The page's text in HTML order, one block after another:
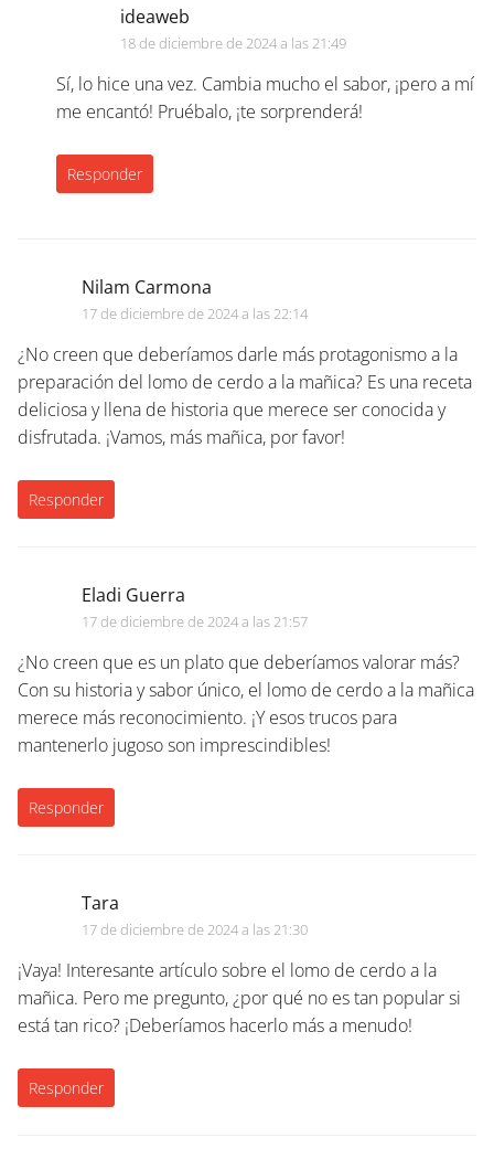
ideaweb
18 de diciembre de 2024 a las 21:49
Sí, lo hice una vez. Cambia mucho el sabor, ¡pero a mí
me encantó! Pruébalo, ¡te sorprenderá!
Responder
Nilam Carmona
17 de diciembre de 2024 a las 22:14
¿No creen que deberíamos darle más protagonismo a la
preparación del lomo de cerdo a la mañica? Es una receta
deliciosa y llena de historia que merece ser conocida y
disfrutada. ¡Vamos, más mañica, por favor!
Responder
Eladi Guerra
17 de diciembre de 2024 a las 21:57
¿No creen que es un plato que deberíamos valorar más?
Con su historia y sabor único, el lomo de cerdo a la mañica
merece más reconocimiento. ¡Y esos trucos para
mantenerlo jugoso son imprescindibles!
Responder
Tara
17 de diciembre de 2024 a las 21:30
¡Vaya! Interesante artículo sobre el lomo de cerdo a la
mañica. Pero me pregunto, ¿por qué no es tan popular si
está tan rico? ¡Deberíamos hacerlo más a menudo!
Responder